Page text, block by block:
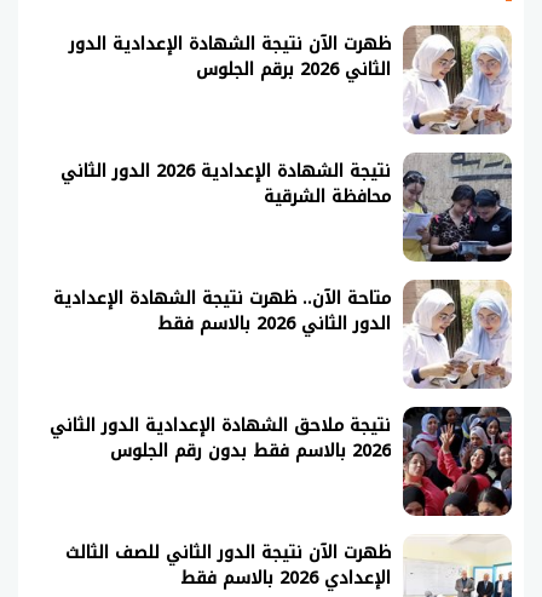
ظهرت الآن نتيجة الشهادة الإعدادية الدور
الثاني 2026 برقم الجلوس
نتيجة الشهادة الإعدادية 2026 الدور الثاني
محافظة الشرقية
متاحة الآن.. ظهرت نتيجة الشهادة الإعدادية
الدور الثاني 2026 بالاسم فقط
نتيجة ملاحق الشهادة الإعدادية الدور الثاني
2026 بالاسم فقط بدون رقم الجلوس
ظهرت الآن نتيجة الدور الثاني للصف الثالث
الإعدادي 2026 بالاسم فقط